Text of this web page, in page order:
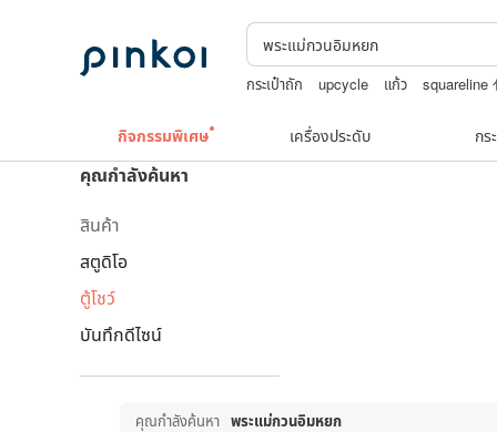
กระเป๋าถัก upcycle แก้ว
squareline
กิจกรรมพิเศษ เครื่องประดับ กร
คุณกำลังค้นหา
สินค้า
สตูดิโอ
ตู้โชว์
บันทึกดีไซน์
คุณกำลังค้นหา พระแม่กวนอิมหยก